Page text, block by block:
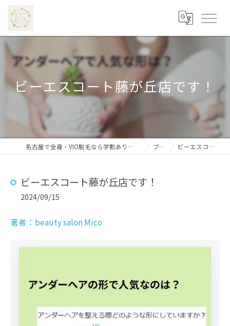
ビーエスコート藤が丘店です！
名古屋で全身・VIO脱毛なら学割あり・安心価格の「beauty salon Mico 藤が丘店」 ブログ ビーエスコート藤が丘店です！
ビーエスコート藤が丘店です！
2024/09/15
著者：beauty salon Mico